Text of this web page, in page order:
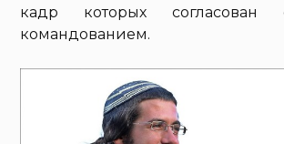
кадр которых
командованием.